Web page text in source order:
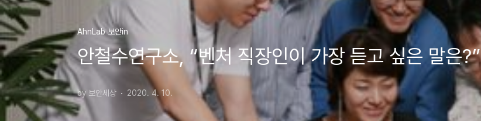
AhnLab 보안in
안철수연구소, “벤처 직장인이 가장 듣고 싶은 말은?”
by 보안세상 2020. 4. 10.